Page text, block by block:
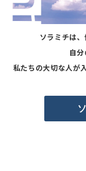
ソラミチは、
自
私たちの大切な人が